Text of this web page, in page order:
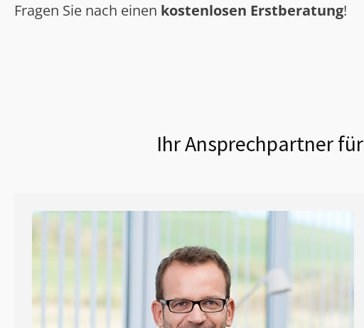
Fragen Sie nach einen kostenlosen Erstberatung!
Ihr Ansprechpartner für